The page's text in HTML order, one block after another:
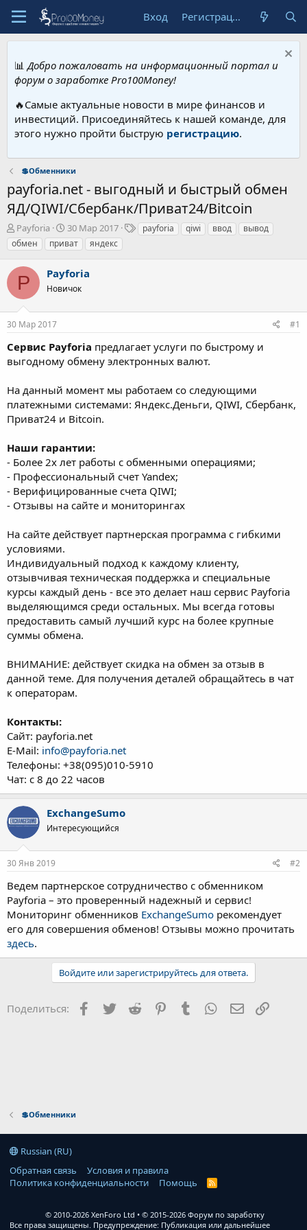
Вход Регистрация
📊 Добро пожаловать на информационный портал и
форум о заработке Pro100Money!
🔥Самые актуальные новости в мире финансов и
инвестиций. Присоединяйтесь к нашей команде, для
этого нужно пройти быструю регистрацию.
💲Обменники
payforia.net - выгодный и быстрый обмен
ЯД/QIWI/Сбербанк/Приват24/Bitcoin
А
в
т
о
р
т
е
м
ы
Payforia
Д
а
т
н
а
а
30 Мар 2017
Тpayforia qiwi ввод
вывод
обмен
приват яндекс
P Payforia
Новичок
30 Мар 2017 #1
Сервис Payforia предлагает услуги по быстрому и
выгодному обмену электронных валют.
На данный момент мы работаем со следующими
платежными системами: Яндекс.Деньги, QIWI, Сбербанк,
Приват24 и Bitcoin.
Наши гарантии:
- Более 2х лет работы с обменными операциями;
- Профессиональный счет Yandex;
- Верифицированные счета QIWI;
- Отзывы на сайте и мониторингах
На сайте действует партнерская программа с гибкими
условиями.
Индивидуальный подход к каждому клиенту,
отзывчивая техническая поддержка и специальные
курсы каждый день - все это делает наш сервис Payforia
выделяющимся среди остальных. Мы всегда готовы
предоставить самый лучший курс на более крупные
суммы обмена.
ВНИМАНИЕ: действует скидка на обмен за отзыв в
данной теме. Для получения деталей обращайтесь в чат
к операторам.
Контакты:
Сайт: payforia.net
E-Mail: info@payforia.net
Телефоны: +38(095)010-5910
Чат: с 8 до 22 часов
ExchangeSumo
Интересующийся
30 Янв 2019 #2
Ведем партнерское сотрудничество с обменником
Payforia – это проверенный надежный и сервис!
Мониторинг обменников ExchangeSumo рекомендует
его для совершения обменов! Отзывы можно прочитать
здесь.
Войдите или зарегистрируйтесь для ответа.
Поделиться: Facebook
Twitter Reddit PinterestTumblr WhatsApp
💲Обменники
Russian (RU)
Обратная связь
Условия и правила
Политика конфиденциальности
Помощь
R
© 2010-2026 XenForo Ltd
© 2015-2026 Форум по заработку
Все права защищены. Предупреждение: Публикация или дальнейшее